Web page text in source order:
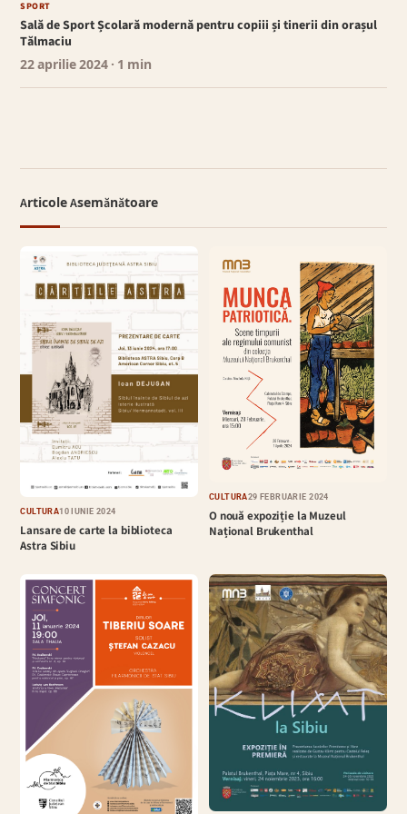
SPORT
Sală de Sport Școlară modernă pentru copiii și tinerii din orașul
Tălmaciu
22 aprilie 2024 · 1 min
Articole Asemănătoare
CULTURĂ10 IUNIE 2024
Lansare de carte la biblioteca
Astra Sibiu
CULTURĂ29 FEBRUARIE 2024
O nouă expoziție la Muzeul
Național Brukenthal